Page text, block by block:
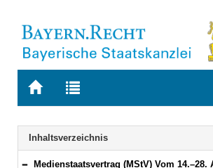
Zur
BAYERN.RECHT
Zur
letzten
Suche
Navigation
Inhaltsverzeichnis
Medienstaatsvertrag (MStV) Vom 14.–28.